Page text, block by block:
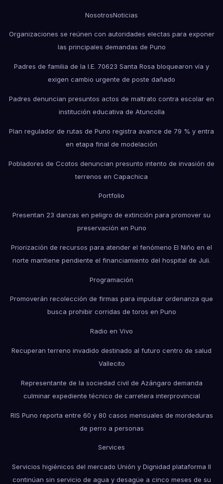
NosotrosNoticias
Organizaciones se reúnen con autoridades electas para exponer
las principales demandas de Puno
Padres de familia de la I.E. 70623 Santa Rosa bloquearon vía y
exigen cambio urgente de poste dañado
Padres denuncian presuntos actos de maltrato contra escolar en
institución educativa de Atuncolla
Plan regulador de rutas de Puno registra avance de 79 % y entra
en etapa final de modelación
Pobladores de Ccotos denuncian presunto intento de invasión de
terrenos en Capachica
Portfolio
Presentan 23 danzas en peligro de extinción para promover su
preservación en Puno
Priorización de recursos para atender el fenómeno El Niño en el
norte mantiene pendiente el financiamiento del hospital de Juli.
Programación
Promoverán recolección de firmas para impulsar ordenanza que
busca prohibir corridas de toros en Puno
Radio en Vivo
Recuperan terreno invadido destinado al futuro centro de salud
Vallecito
Representante de la sociedad civil de Azángaro demanda
culminar expediente técnico de carretera interprovincial
RIS Puno reporta entre 60 y 80 casos mensuales de mordeduras
de perro a personas
Services
Servicios higiénicos del mercado Unión y Dignidad plataforma II
continúan sin servicio de agua y desagüe a cinco meses de su